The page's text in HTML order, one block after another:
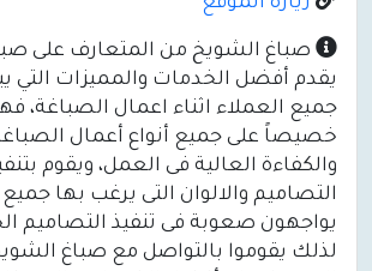
صباغ الشويخ من المتعارف على
يقدم أفضل الخدمات والمميزات التي
جميع العملاء اثناء اعمال الصباغة،
خصيصاً على جميع أنواع أعمال
والكفاءة العالية فى العمل، ويقوم
التصاميم والالوان التى يرغب بها
يواجهون صعوبة فى تنفيذ التصاميم
لذلك يقوموا بالتواصل مع صباغ